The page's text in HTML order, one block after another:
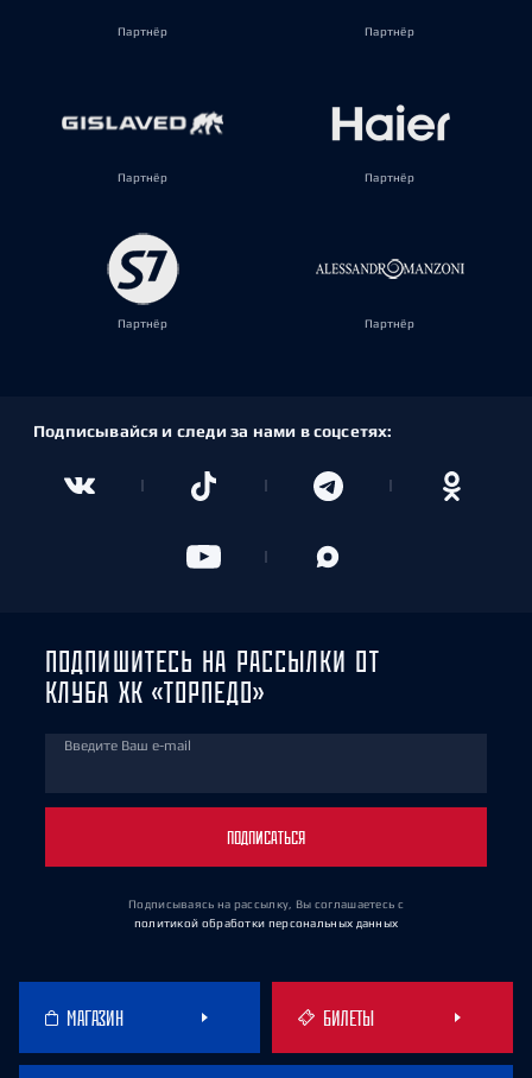
Партнёр Партнёр
Партнёр Партнёр
Партнёр Партнёр
Подписывайся и следи за нами в соцсетях:
ПОДПИШИТЕСЬ НА РАССЫЛКИ ОТ
КЛУБА ХК «ТОРПЕДО»
Введите Ваш e-mail
ПОДПИСАТЬСЯ
Подписываясь на рассылку, Вы соглашаетесь с
политикой обработки персональных данных
МАГАЗИН БИЛЕТЫ